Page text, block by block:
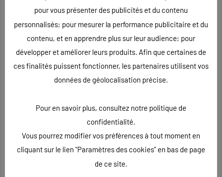
La broderie: l’excellence du marquage textile.
À la fois durable, esthétique et prestigieuse, elle s’impose
comme la solution incontournable pour un rendu haut de
gamme. Conscients de cet enjeu de qualité, nos clients tels
As Taxi, Coujour Maçonnerie, MKP, Laurent
Motoculture ou encore PR Tournebroche
avons orientés vers cette technique noble. Le résultat ?
Une finition impeccable qui valorise durablement leur
identité. Nous sommes en Haute-Marne.
pour vous présenter des publicités et du contenu
personnalisés; pour mesurer la performance publicitaire et du
contenu, et en apprendre plus sur leur audience; pour
développer et améliorer leurs produits. Afin que certaines de
ces finalités puissent fonctionner, les partenaires utilisent vos
données de géolocalisation précise.
Pour en savoir plus, consultez notre politique de
confidentialité.
Vous pourrez modifier vos préférences à tout moment en
cliquant sur le lien "Paramètres des cookies" en bas de page
de ce site.